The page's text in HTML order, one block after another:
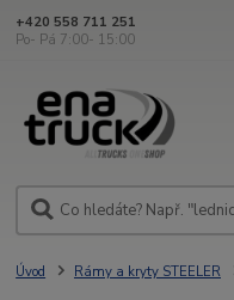
+420 558 711 251
Po- Pá 7:00- 15:00
Úvod Rámy a kryty STEELER